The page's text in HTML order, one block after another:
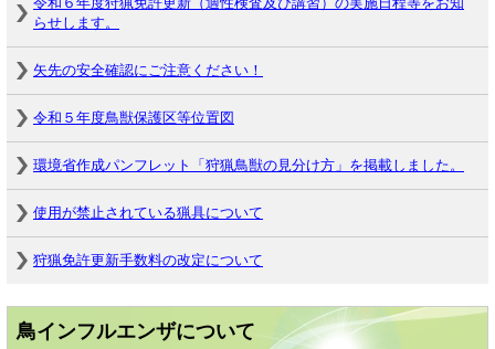
らせします。
矢先の安全確認にご注意ください！
令和５年度鳥獣保護区等位置図
環境省作成パンフレット「狩猟鳥獣の見分け方」を掲載しました。
使用が禁止されている猟具について
狩猟免許更新手数料の改定について
鳥インフルエンザについて